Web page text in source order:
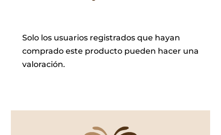
Solo los usuarios registrados que hayan
comprado este producto pueden hacer una
valoración.